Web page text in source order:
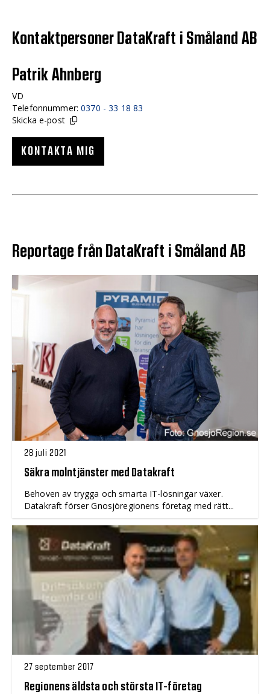
Kontaktpersoner DataKraft i Småland AB
Patrik Ahnberg
VD
Telefonnummer:0370 - 33 18 83
Skicka e-post
KONTAKTA MIG
Reportage från DataKraft i Småland AB
28 juli 2021
Säkra molntjänster med Datakraft
Behoven av trygga och smarta IT-lösningar växer.
Datakraft förser Gnosjöregionens företag med rätt...
27 september 2017
Regionens äldsta och största IT-företag